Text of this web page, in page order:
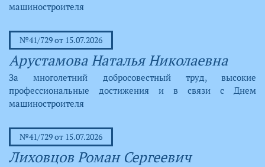
машиностроителя
№41/729 от 15.07.2026
Арустамова Наталья Николаевна
За многолетний добросовестный труд, высокие
профессиональные достижения и в связи с Днем
машиностроителя
№41/729 от 15.07.2026
Лиховцов Роман Сергеевич